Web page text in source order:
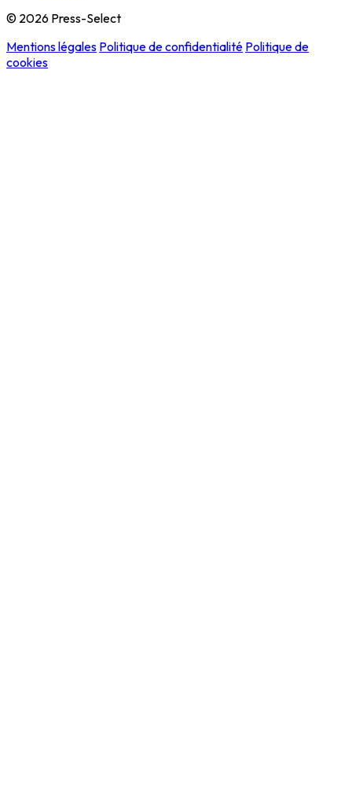
© 2026 Press-Select
Mentions légales Politique de confidentialité Politique de
cookies